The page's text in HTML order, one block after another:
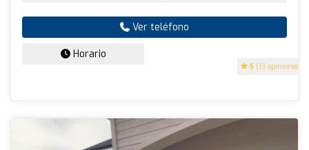
5 (13 opiniones)
Ver teléfono
Horario